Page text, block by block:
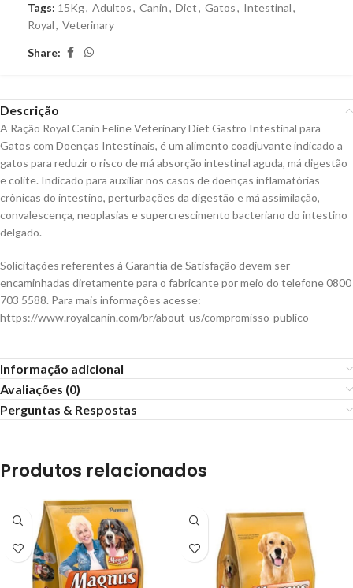
Tags: 15Kg, Adultos, Canin, Diet, Gatos, Intestinal,
Royal, Veterinary
Share:
Descrição
A Ração Royal Canin Feline Veterinary Diet Gastro Intestinal para
Gatos com Doenças Intestinais, é um alimento coadjuvante indicado a
gatos para reduzir o risco de má absorção intestinal aguda, má digestão
e colite. Indicado para auxiliar nos casos de doenças inflamatórias
crônicas do intestino, perturbações da digestão e má assimilação,
convalescença, neoplasias e supercrescimento bacteriano do intestino
delgado.
Solicitações referentes à Garantia de Satisfação devem ser
encaminhadas diretamente para o fabricante por meio do telefone 0800
703 5588. Para mais informações acesse:
https://www.royalcanin.com/br/about-us/compromisso-publico
Informação adicional
Avaliações (0)
Perguntas & Respostas
Produtos relacionados